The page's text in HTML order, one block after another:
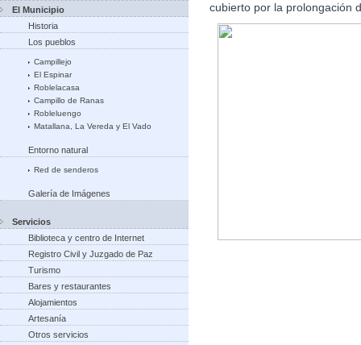
El Municipio
Historia
Los pueblos
Campillejo
El Espinar
Roblelacasa
Campillo de Ranas
Robleluengo
Matallana, La Vereda y El Vado
Entorno natural
Red de senderos
Galería de Imágenes
Servicios
Biblioteca y centro de Internet
Registro Civil y Juzgado de Paz
Turismo
Bares y restaurantes
Alojamientos
Artesanía
Otros servicios
cubierto por la prolongación